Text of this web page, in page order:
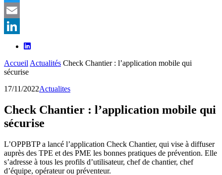
Twitter
Email
LinkedIn
Accueil Actualités Check Chantier : l’application mobile qui
sécurise
17/11/2022Actualites
Check Chantier : l’application mobile qui
sécurise
L’OPPBTP a lancé l’application Check Chantier, qui vise à diffuser
auprès des TPE et des PME les bonnes pratiques de prévention. Elle
s’adresse à tous les profils d’utilisateur, chef de chantier, chef
d’équipe, opérateur ou préventeur.